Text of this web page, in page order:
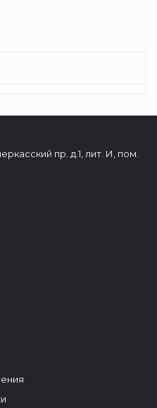
пр. д.1, лит. И, пом.